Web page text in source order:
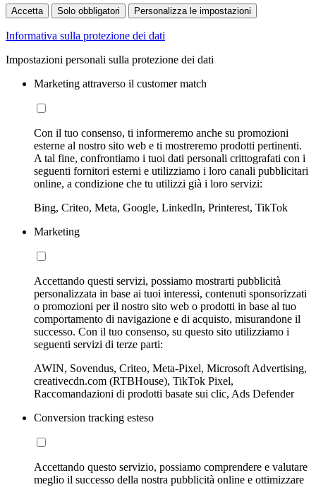
Accetta Solo obbligatori Personalizza le impostazioni
Informativa sulla protezione dei dati
Impostazioni personali sulla protezione dei dati
Marketing attraverso il customer match
Con il tuo consenso, ti informeremo anche su promozioni
esterne al nostro sito web e ti mostreremo prodotti pertinenti.
A tal fine, confrontiamo i tuoi dati personali crittografati con i
seguenti fornitori esterni e utilizziamo i loro canali pubblicitari
online, a condizione che tu utilizzi già i loro servizi:
Bing, Criteo, Meta, Google, LinkedIn, Printerest, TikTok
Marketing
Accettando questi servizi, possiamo mostrarti pubblicità
personalizzata in base ai tuoi interessi, contenuti sponsorizzati
o promozioni per il nostro sito web o prodotti in base al tuo
comportamento di navigazione e di acquisto, misurandone il
successo. Con il tuo consenso, su questo sito utilizziamo i
seguenti servizi di terze parti:
AWIN, Sovendus, Criteo, Meta-Pixel, Microsoft Advertising,
creativecdn.com (RTBHouse), TikTok Pixel,
Raccomandazioni di prodotti basate sui clic, Ads Defender
Conversion tracking esteso
Accettando questo servizio, possiamo comprendere e valutare
meglio il successo della nostra pubblicità online e ottimizzare